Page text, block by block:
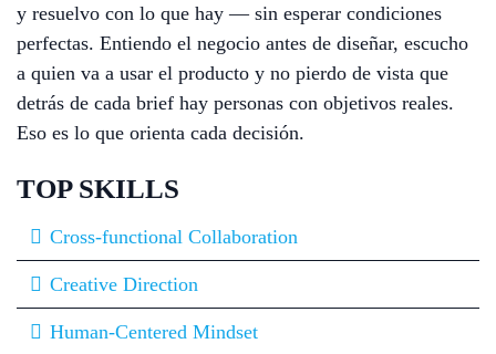
y resuelvo con lo que hay — sin esperar condiciones
perfectas. Entiendo el negocio antes de diseñar, escucho
a quien va a usar el producto y no pierdo de vista que
detrás de cada brief hay personas con objetivos reales.
Eso es lo que orienta cada decisión.
TOP SKILLS
Cross-functional Collaboration
Creative Direction
Human-Centered Mindset